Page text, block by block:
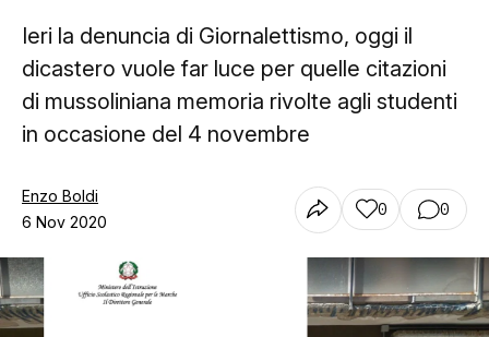
Contatti
Ieri la denuncia di Giornalettismo, oggi il
dicastero vuole far luce per quelle citazioni
di mussoliniana memoria rivolte agli studenti
in occasione del 4 novembre
Enzo Boldi
6 Nov 2020
0 0